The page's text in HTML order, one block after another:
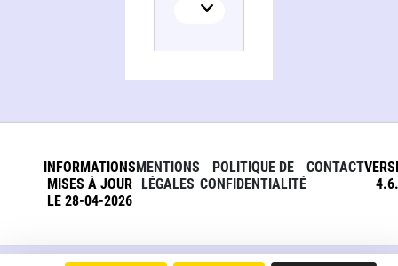
INFORMATIONS
MISES À JOUR
LE 28-04-2026
MENTIONS
LÉGALES
POLITIQUE DE
CONFIDENTIALITÉ
CONTACT